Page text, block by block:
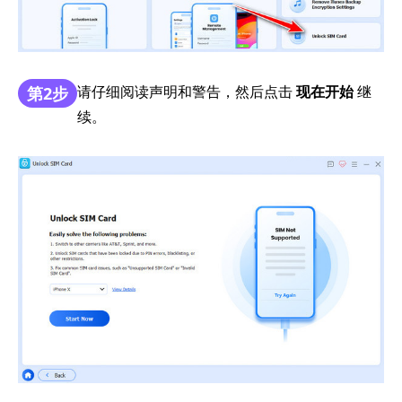
第2步 请仔细阅读声明和警告，然后点击现在开始继
续。